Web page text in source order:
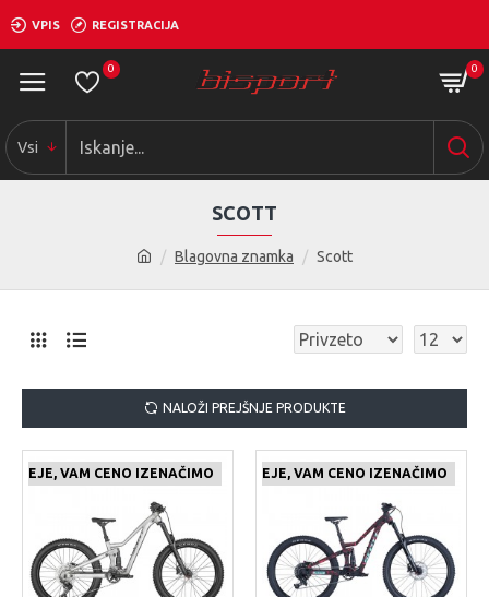
VPIS REGISTRACIJA
0 0
Vsi
Blagovna znamka Scott
SCOTT
NALOŽI PREJŠNJE PRODUKTE
VAM CENO IZENAČIMO
ČE NAJDETE IZDELEK KJE CENEJE, VAM CENO IZENAČIMO